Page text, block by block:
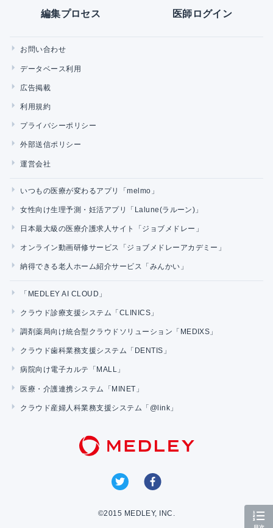
編集プロセス 医師ログイン
お問い合わせ
データベース利用
広告掲載
利用規約
プライバシーポリシー
外部送信ポリシー
運営会社
いつもの医療が変わるアプリ「melmo」
女性向け生理予測・妊活アプリ「Lalune(ラルーン)」
日本最大級の医療介護求人サイト「ジョブメドレー」
オンライン動画研修サービス「ジョブメドレーアカデミー」
納得できる老人ホーム紹介サービス「みんかい」
「MEDLEY AI CLOUD」
クラウド診療支援システム「CLINICS」
調剤薬局向け統合型クラウドソリューション「MEDIXS」
クラウド歯科業務支援システム「DENTIS」
病院向け電子カルテ「MALL」
医療・介護連携システム「MINET」
クラウド産婦人科業務支援システム「@link」
©2015 MEDLEY, INC.